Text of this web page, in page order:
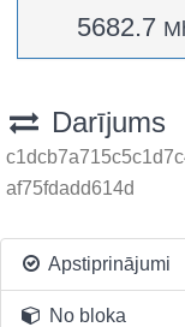
5682.7
Darījums
af75fdadd614d
Apstiprinājumi
No bloka